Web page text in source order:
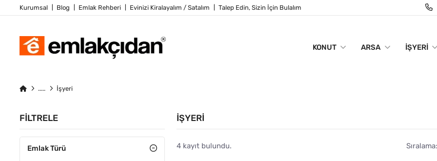
Kurumsal Blog Emlak Rehberi Evinizi Kiralayalım / Satalım Talep Edin, Sizin İçin Bulalım
KONUT ARSA İŞYERI
İşyeri
FILTRELE
Emlak Türü
İŞYERI
4 kayıt bulundu. Sıralama: